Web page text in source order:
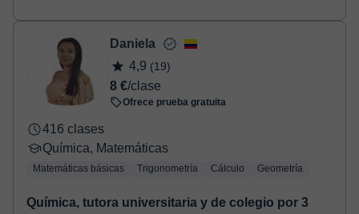
Daniela
4,9 (19)
8 €/clase
Ofrece prueba gratuita
416 clases
Química, Matemáticas
Matemáticas básicas Trigonometría Cálculo Geometría
Química, tutora universitaria y de colegio por 3